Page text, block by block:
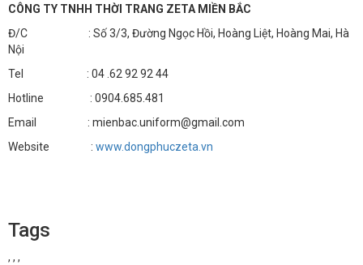
CÔNG TY TNHH THỜI TRANG ZETA MIỀN BẮC
Đ/C : Số 3/3, Đường Ngọc Hồi, Hoàng Liệt, Hoàng Mai, Hà
Nội
Tel : 04 .62 92 92 44
Hotline : 0904.685.481
Email : mienbac.uniform@gmail.com
Website : www.dongphuczeta.vn
Tags
, , ,